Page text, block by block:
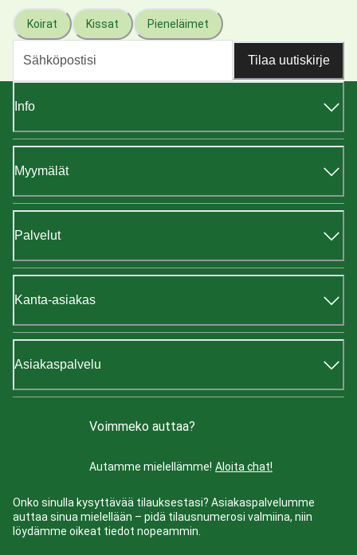
Koirat Kissat Pieneläimet
Tilaa uutiskirje
Info
Myymälät
Palvelut
Kanta-asiakas
Asiakaspalvelu
Voimmeko auttaa?
Autamme mielellämme! Aloita chat!
Onko sinulla kysyttävää tilauksestasi? Asiakaspalvelumme
auttaa sinua mielellään – pidä tilausnumerosi valmiina, niin
löydämme oikeat tiedot nopeammin.